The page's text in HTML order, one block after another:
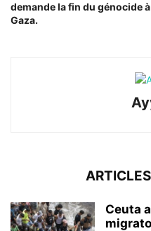
demande la fin du génocide à
Gaza.
Ceuta